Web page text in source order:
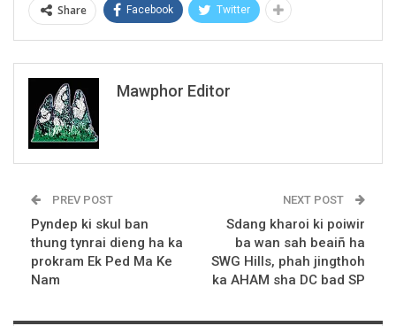
Share Facebook Twitter
Mawphor Editor
PREV POST
Pyndep ki skul ban
thung tynrai dieng ha ka
prokram Ek Ped Ma Ke
Nam
NEXT POST
Sdang kharoi ki poiwir
ba wan sah beaiñ ha
SWG Hills, phah jingthoh
ka AHAM sha DC bad SP